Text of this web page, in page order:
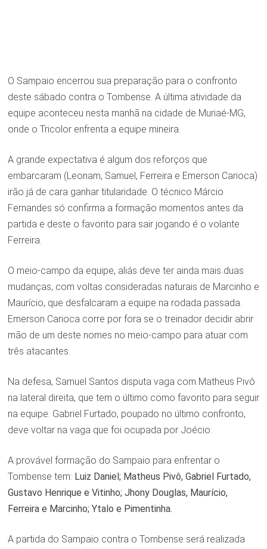
O Sampaio encerrou sua preparação para o confronto
deste sábado contra o Tombense. A última atividade da
equipe aconteceu nesta manhã na cidade de Muriaé-MG,
onde o Tricolor enfrenta a equipe mineira.
A grande expectativa é algum dos reforços que
embarcaram (Leonam, Samuel, Ferreira e Emerson Carioca)
irão já de cara ganhar titularidade. O técnico Márcio
Fernandes só confirma a formação momentos antes da
partida e deste o favorito para sair jogando é o volante
Ferreira.
O meio-campo da equipe, aliás deve ter ainda mais duas
mudanças, com voltas consideradas naturais de Marcinho e
Maurício, que desfalcaram a equipe na rodada passada.
Emerson Carioca corre por fora se o treinador decidir abrir
mão de um deste nomes no meio-campo para atuar com
três atacantes.
Na defesa, Samuel Santos disputa vaga com Matheus Pivô
na lateral direita, que tem o último como favorito para seguir
na equipe. Gabriel Furtado, poupado no último confronto,
deve voltar na vaga que foi ocupada por Joécio.
A provável formação do Sampaio para enfrentar o
Tombense tem: Luiz Daniel; Matheus Pivô, Gabriel Furtado,
Gustavo Henrique e Vitinho; Jhony Douglas, Maurício,
Ferreira e Marcinho; Ytalo e Pimentinha.
A partida do Sampaio contra o Tombense será realizada